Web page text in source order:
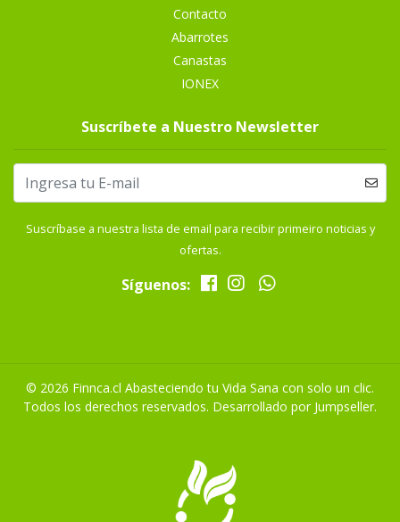
Contacto
Abarrotes
Canastas
IONEX
Suscríbete a Nuestro Newsletter
Suscríbase a nuestra lista de email para recibir primeiro noticias y
ofertas.
Síguenos:
© 2026 Finnca.cl Abasteciendo tu Vida Sana con solo un clic.
Todos los derechos reservados. Desarrollado por Jumpseller.